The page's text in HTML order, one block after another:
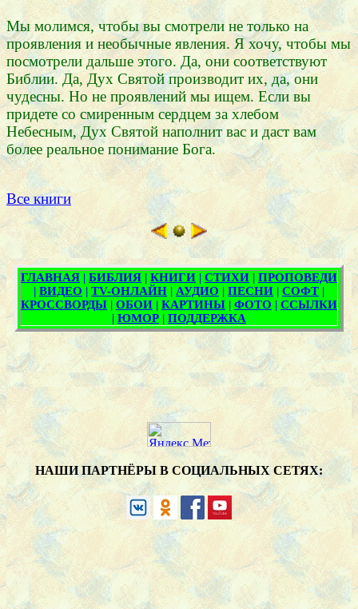
Мы молимся, чтобы вы смотрели не только на
проявления и необычные явления. Я хочу, чтобы мы
посмотрели дальше этого. Да, они соответствуют
Библии. Да, Дух Святой производит их, да, они
чудесны. Но не проявлений мы ищем. Если вы
придете со смиренным сердцем за хлебом
Небесным, Дух Святой наполнит вас и даст вам
более реальное понимание Бога.
Все книги